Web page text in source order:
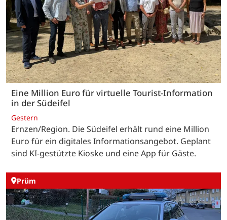
Eine Million Euro für virtuelle Tourist-Information
in der Südeifel
Gestern
Ernzen/Region. Die Südeifel erhält rund eine Million
Euro für ein digitales Informationsangebot. Geplant
sind KI-gestützte Kioske und eine App für Gäste.
Prüm